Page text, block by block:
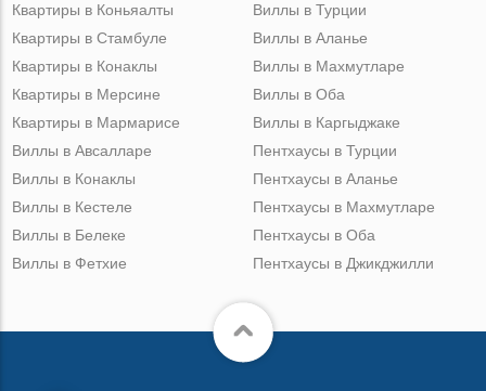
Квартиры в Коньяалты
Квартиры в Стамбуле
Квартиры в Конаклы
Квартиры в Мерсине
Квартиры в Мармарисе
Виллы в Турции
Виллы в Аланье
Виллы в Махмутларе
Виллы в Оба
Виллы в Каргыджаке
Виллы в Авсалларе
Виллы в Конаклы
Виллы в Кестеле
Виллы в Белеке
Виллы в Фетхие
Пентхаусы в Турции
Пентхаусы в Аланье
Пентхаусы в Махмутларе
Пентхаусы в Оба
Пентхаусы в Джикджилли